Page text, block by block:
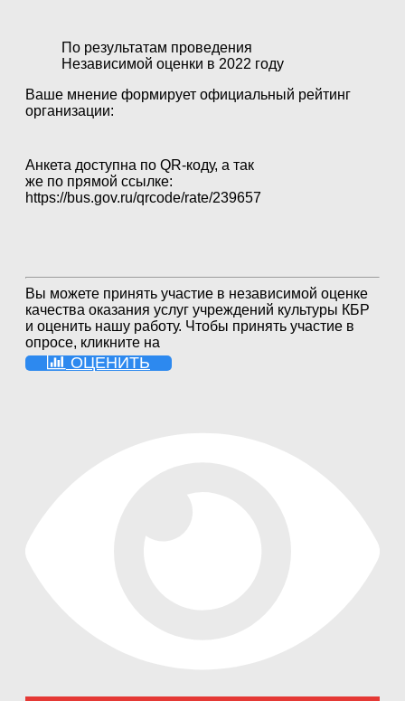
По результатам проведения
Независимой оценки в 2022 году
Ваше мнение формирует официальный рейтинг
организации:
Анкета доступна по QR-коду, а так
же по прямой ссылке:
https://bus.gov.ru/qrcode/rate/239657
Вы можете принять участие в независимой оценке
качества оказания услуг учреждений культуры КБР
и оценить нашу работу. Чтобы принять участие в
опросе, кликните на
ОЦЕНИТЬ